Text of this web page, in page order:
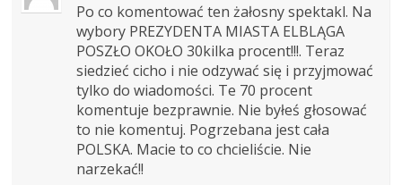
Po co komentować ten żałosny spektakl. Na
wybory PREZYDENTA MIASTA ELBLĄGA
POSZŁO OKOŁO 30kilka procent!!!. Teraz
siedzieć cicho i nie odzywać się i przyjmować
tylko do wiadomości. Te 70 procent
komentuje bezprawnie. Nie byłeś głosować
to nie komentuj. Pogrzebana jest cała
POLSKA. Macie to co chcieliście. Nie
narzekać!!